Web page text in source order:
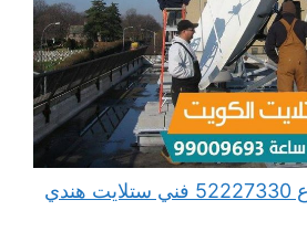
فني ستلايت المطلاع 52227330 فني ستلايت هندي